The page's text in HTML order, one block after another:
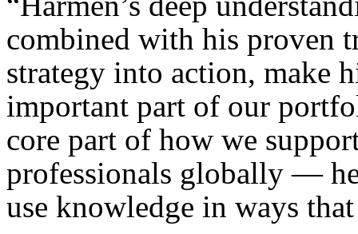
combined with his proven
strategy into action, make
important part of our
core part of how we
professionals globally —
use knowledge in ways